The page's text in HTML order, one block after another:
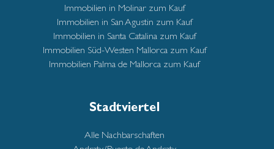
Immobilien in Molinar zum Kauf
Immobilien in San Agustin zum Kauf
Immobilien in Santa Catalina zum Kauf
Immobilien Süd-Westen Mallorca zum Kauf
Immobilien Palma de Mallorca zum Kauf
Stadtviertel
Alle Nachbarschaften